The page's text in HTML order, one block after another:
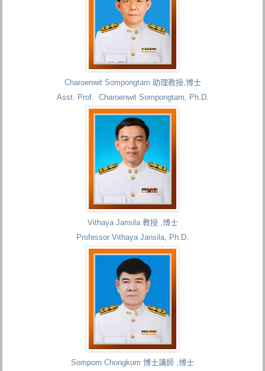
Charoenwit Sompongtam 助理教授,博士
Asst. Prof. Charoenwit Sompongtam, Ph.D.
Vithaya Jansila 教授 ,博士
Professor Vithaya Jansila, Ph.D.
Somporn Chongkum 博士講師 ,博士